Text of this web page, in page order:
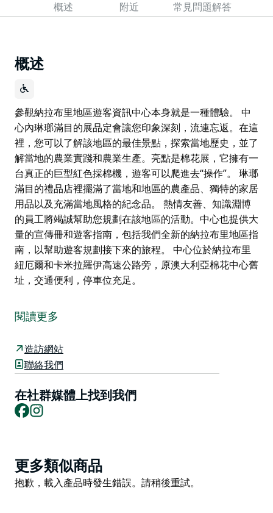
概述 附近 常見問題解答
概述
參觀納拉布里地區遊客資訊中心本身就是一種體驗。 中
心內琳瑯滿目的展品定會讓您印象深刻，流連忘返。在這
裡，您可以了解該地區的最佳景點，探索當地歷史，並了
解當地的農業實踐和農業生產。亮點是棉花展，它擁有一
台真正的巨型紅色採棉機，遊客可以爬進去“操作”。 琳瑯
滿目的禮品店裡擺滿了當地和地區的農產品、獨特的家居
用品以及充滿當地風格的紀念品。 熱情友善、知識淵博
的員工將竭誠幫助您規劃在該地區的活動。中心也提供大
量的宣傳冊和遊客指南，包括我們全新的納拉布里地區指
南，以幫助遊客規劃接下來的旅程。 中心位於納拉布里
紐厄爾和卡米拉羅伊高速公路旁，原澳大利亞棉花中心舊
址，交通便利，停車位充足。
中心內琳瑯滿目的展品定會讓您印象深刻，流連忘返。在
了解當地的農業實踐和農業生產。亮點是棉花展，它擁有
一台真正的巨型紅色採棉機，遊客可以爬進去“操作”。
家居用品以及充滿當地風格的紀念品。
熱情友善、知識淵博的員工將竭誠幫助您規劃在該地區的
中心位於納拉布里紐厄爾和卡米拉羅伊高速公路旁，原澳
大利亞棉花中心舊址，交通便利，停車位充足。
閱讀更多
造訪網站
聯絡我們
在社群媒體上找到我們
Facebook
Product
List
更多類似商品
Product
抱歉，載入產品時發生錯誤。請稍後重試。